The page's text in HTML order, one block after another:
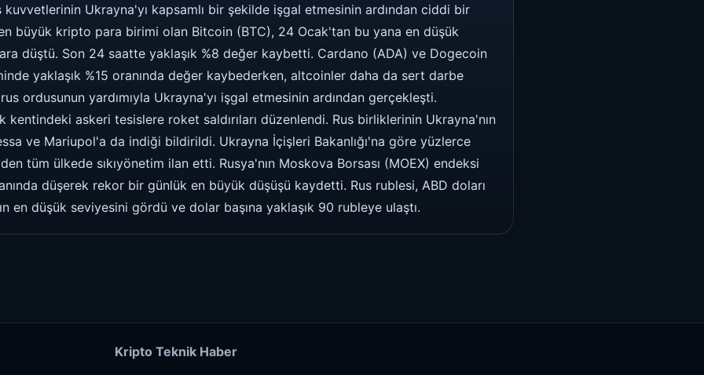
kuvvetlerinin Ukrayna'yı kapsamlı bir şekilde işgal etmesinin ardından ciddi bir
en büyük kripto para birimi olan Bitcoin (BTC), 24 Ocak'tan bu yana en düşük
düştü. Son 24 saatte yaklaşık %8 değer kaybetti. Cardano (ADA) ve Dogecoin
yaklaşık %15 oranında değer kaybederken, altcoinler daha da sert darbe
ordusunun yardımıyla Ukrayna'yı işgal etmesinin ardından gerçekleşti.
kentindeki askeri tesislere roket saldırıları düzenlendi. Rus birliklerinin Ukrayna'nın
ve Mariupol'a da indiği bildirildi. Ukrayna İçişleri Bakanlığı'na göre yüzlerce
tüm ülkede sıkıyönetim ilan etti. Rusya'nın Moskova Borsası (MOEX) endeksi
düşerek rekor bir günlük en büyük düşüşü kaydetti. Rus rublesi, ABD doları
en düşük seviyesini gördü ve dolar başına yaklaşık 90 rubleye ulaştı.
Kripto Teknik Haber